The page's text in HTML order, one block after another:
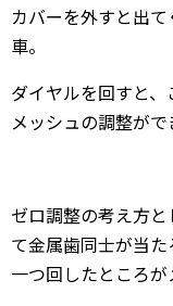
カバーを外すと出
車。
ダイヤルを回すと
メッシュの調整がで
ゼロ調整の考え方
て金属歯同士が当
一つ回したところが